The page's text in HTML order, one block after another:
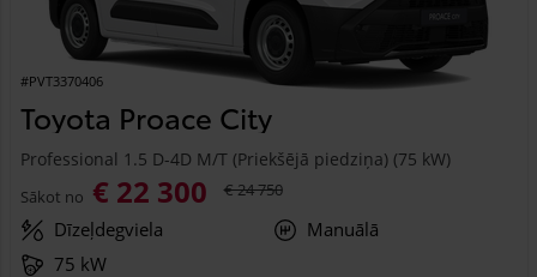
#PVT3370406
Toyota Proace City
Professional 1.5 D-4D M/T (Priekšējā piedziņa) (75 kW)
Sākot no € 22 300 € 24 750
Dīzeļdegviela
Manuālā
75 kW